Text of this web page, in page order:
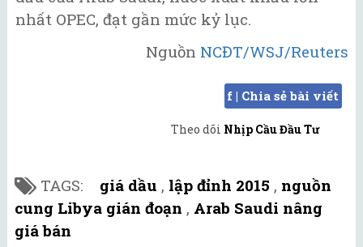
nhất OPEC, đạt gần mức kỷ lục.
Nguồn NCĐT/WSJ/Reuters
f | Chia sẻ bài viết
Theo dõi Nhịp Cầu Đầu Tư
TAGS: giá dầu , lập đỉnh 2015 , nguồn
cung Libya gián đoạn , Arab Saudi nâng
giá bán